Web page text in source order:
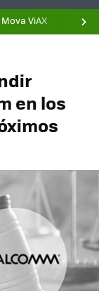
ViAX
en los